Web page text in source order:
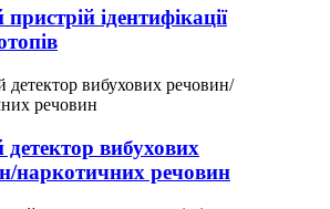
ідентифікації
вибухових
наркотичних речовин